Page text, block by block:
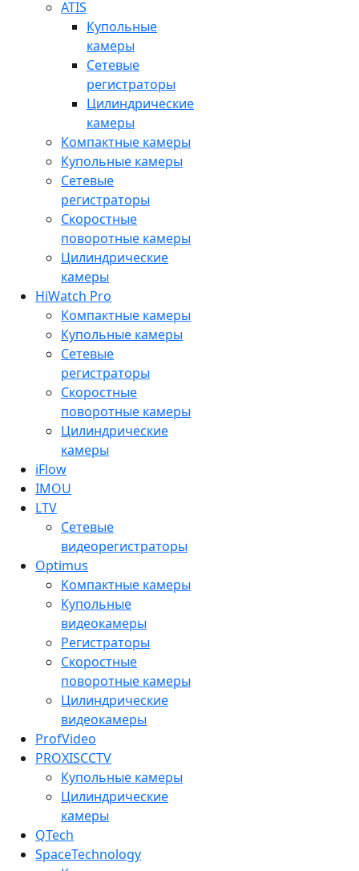
ATIS
Купольные
камеры
Сетевые
регистраторы
Цилиндрические
камеры
Компактные камеры
Купольные камеры
Сетевые
регистраторы
Скоростные
поворотные камеры
Цилиндрические
камеры
HiWatch Pro
Компактные камеры
Купольные камеры
Сетевые
регистраторы
Скоростные
поворотные камеры
Цилиндрические
камеры
iFlow
IMOU
LTV
Сетевые
видеорегистраторы
Optimus
Компактные камеры
Купольные
видеокамеры
Регистраторы
Скоростные
поворотные камеры
Цилиндрические
видеокамеры
ProfVideo
PROXISCCTV
Купольные камеры
Цилиндрические
камеры
QTech
SpaceTechnology